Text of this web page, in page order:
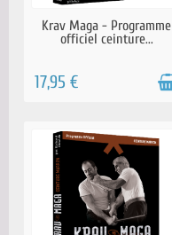
EN STOCK
Krav Maga - Programme
officiel ceinture...
17,95 €